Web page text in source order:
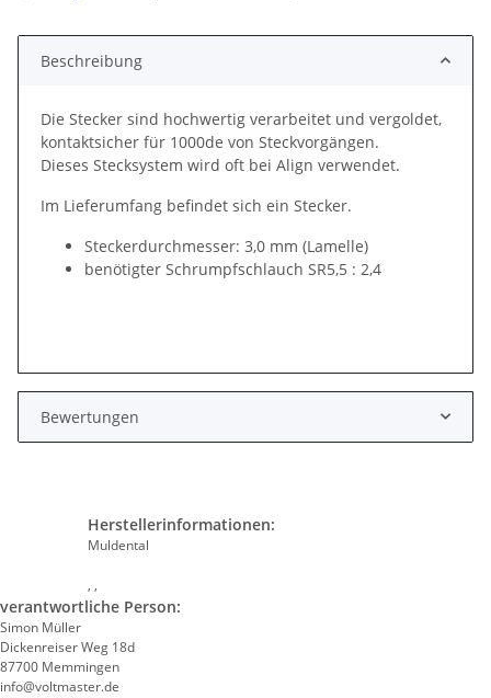
Beschreibung
Die Stecker sind hochwertig verarbeitet und vergoldet,
kontaktsicher für 1000de von Steckvorgängen.
Dieses Stecksystem wird oft bei Align verwendet.
Im Lieferumfang befindet sich ein Stecker.
Steckerdurchmesser: 3,0 mm (Lamelle)
benötigter Schrumpfschlauch SR5,5 : 2,4
Bewertungen
Herstellerinformationen:
Muldental
, ,
verantwortliche Person:
Simon Müller
Dickenreiser Weg 18d
87700 Memmingen
info@voltmaster.de